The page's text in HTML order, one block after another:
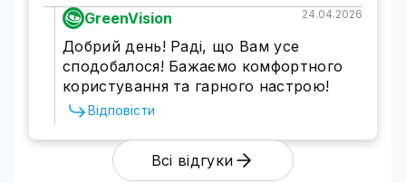
GreenVision 24.04.2026
Добрий день! Раді, що Вам усе
сподобалося! Бажаємо комфортного
користування та гарного настрою!
Відповісти
Всі відгуки